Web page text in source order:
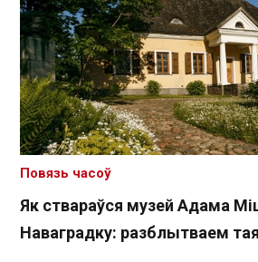
Як ствараўся музей Адама
Наваградку: разблытваем
Повязь часоў